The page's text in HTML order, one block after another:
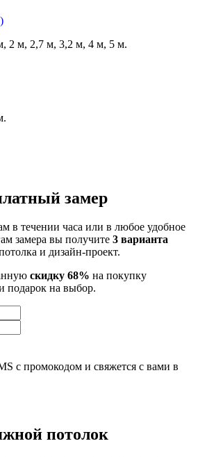
2 м, 2,7 м, 3,2 м, 4 м, 5 м.
замер
в течении часа или в любое удобное
замера вы получите 3 варианта
и дизайн-проект.
скидку 68% на покупку
подарок на выбор.
с промокодом и свяжется с вами в
потолок